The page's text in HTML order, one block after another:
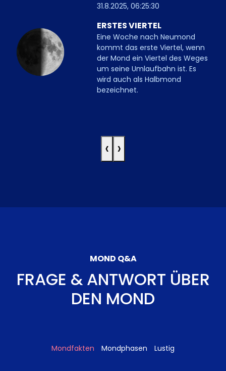
31.8.2025, 06:25:30
ERSTES VIERTEL
Eine Woche nach Neumond
kommt das erste Viertel, wenn
der Mond ein Viertel des Weges
um seine Umlaufbahn ist. Es
wird auch als Halbmond
bezeichnet.
‹ ›
MOND Q&A
FRAGE & ANTWORT ÜBER
DEN MOND
Mondfakten Mondphasen Lustig